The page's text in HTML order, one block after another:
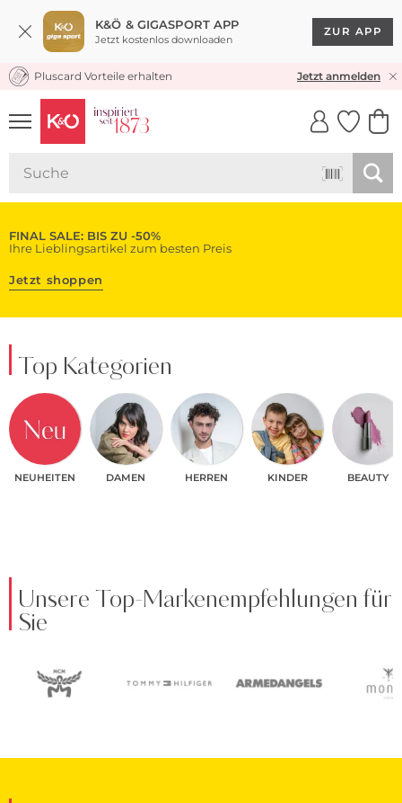
K&Ö & GIGASPORT APP
Jetzt kostenlos downloaden
ZUR APP
KOSTENLOSER VERSAND* & RÜCKVERSAND
Pluscard Vorteile erhalten Jetzt anmelden
UNSERE APP
CLICK &
FINAL SALE: BIS ZU -50%
Ihre Lieblingsartikel zum besten Preis
Jetzt shoppen
Top Kategorien
NEUHEITEN DAMEN HERREN KINDER BEAUTY
Unsere Top-Markenempfehlungen für
Sie